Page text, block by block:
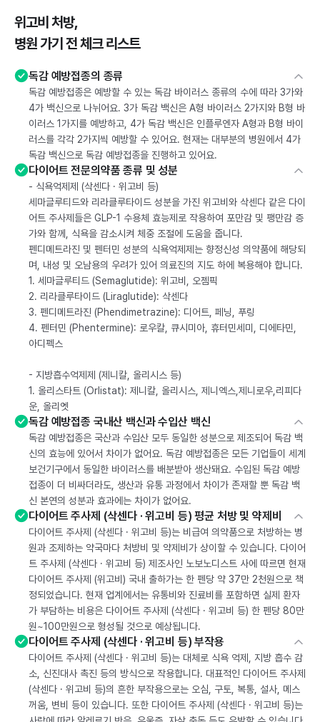
위고비 처방,
병원 가기 전 체크 리스트
독감 예방접종의 종류
독감 예방접종은 예방할 수 있는 독감 바이러스 종류의 수에 따라 3가와
4가 백신으로 나뉘어요. 3가 독감 백신은 A형 바이러스 2가지와 B형 바
이러스 1가지를 예방하고, 4가 독감 백신은 인플루엔자 A형과 B형 바이
러스를 각각 2가지씩 예방할 수 있어요. 현재는 대부분의 병원에서 4가
독감 백신으로 독감 예방접종을 진행하고 있어요.
다이어트 전문의약품 종류 및 성분
- 식욕억제제 (삭센다 · 위고비 등)
세마글루티드와 리라클루타이드 성분을 가진 위고비와 삭센다 같은 다이
어트 주사제들은 GLP-1 수용체 효능제로 작용하여 포만감 및 팽만감 증
가와 함께, 식욕을 감소시켜 체중 조절에 도움을 줍니다.
펜디메트라진 및 펜터민 성분의 식욕억제제는 향정신성 의약품에 해당되
며, 내성 및 오남용의 우려가 있어 의료진의 지도 하에 복용해야 합니다.
1. 세마글루티드 (Semaglutide): 위고비, 오젬픽
2. 리라클루타이드 (Liraglutide): 삭센다
3. 펜디메트라진 (Phendimetrazine): 디어트, 페닝, 푸링
4. 펜터민 (Phentermine): 로우칼, 큐시미아, 휴터민세미, 디에타민,
아디펙스
- 지방흡수억제제 (제니칼, 올리시스 등)
1. 올리스타트 (Orlistat): 제니칼, 올리시스, 제니엑스,제니로우,리피다
운, 올리엣
독감 예방접종 국내산 백신과 수입산 백신
독감 예방접종은 국산과 수입산 모두 동일한 성분으로 제조되어 독감 백
신의 효능에 있어서 차이가 없어요. 독감 예방접종은 모든 기업들이 세계
보건기구에서 동일한 바이러스를 배분받아 생산돼요. 수입된 독감 예방
접종이 더 비싸더라도, 생산과 유통 과정에서 차이가 존재할 뿐 독감 백
신 본연의 성분과 효과에는 차이가 없어요.
다이어트 주사제 (삭센다 · 위고비 등) 평균 처방 및 약제비
다이어트 주사제 (삭센다 · 위고비 등)는 비급여 의약품으로 처방하는 병
원과 조제하는 약국마다 처방비 및 약제비가 상이할 수 있습니다. 다이어
트 주사제 (삭센다 · 위고비 등) 제조사인 노보노디스트 사에 따르면 현재
다이어트 주사제 (위고비) 국내 출하가는 한 펜당 약 37만 2천원으로 책
정되었습니다. 현재 업계에서는 유통비와 진료비를 포함하면 실제 환자
가 부담하는 비용은 다이어트 주사제 (삭센다 · 위고비 등) 한 펜당 80만
원~100만원으로 형성될 것으로 예상됩니다.
다이어트 주사제 (삭센다 · 위고비 등) 부작용
다이어트 주사제 (삭센다 · 위고비 등)는 대체로 식욕 억제, 지방 흡수 감
소, 신진대사 촉진 등의 방식으로 작용합니다. 대표적인 다이어트 주사제
(삭센다 · 위고비 등)의 흔한 부작용으로는 오심, 구토, 복통, 설사, 메스
꺼움, 변비 등이 있습니다. 또한 다이어트 주사제 (삭센다 · 위고비 등)는